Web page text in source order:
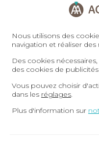
intervenons
lacession et
groupes de
l’activité des
mettons en
comme les
Nous utilisons des
navigation et réaliser
Des cookies
des cookies de
Vous pouvez choisir
dans les réglages.
Plus d'information sur